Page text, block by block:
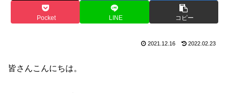
Pocket LINE コピー
2021.12.16 2022.02.23
皆さんこんにちは。